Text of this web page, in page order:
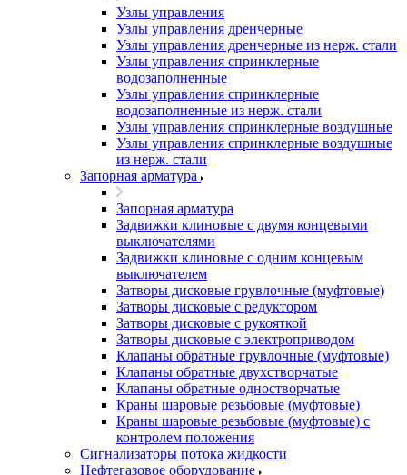
Узлы управления
Узлы управления дренчерные
Узлы управления дренчерные из нерж. стали
Узлы управления спринклерные
водозаполненные
Узлы управления спринклерные
водозаполненные из нерж. стали
Узлы управления спринклерные воздушные
Узлы управления спринклерные воздушные
из нерж. стали
Запорная арматура
Запорная арматура
Задвижки клиновые с двумя концевыми
выключателями
Задвижки клиновые с одним концевым
выключателем
Затворы дисковые грувлочные (муфтовые)
Затворы дисковые с редуктором
Затворы дисковые с рукояткой
Затворы дисковые с электроприводом
Клапаны обратные грувлочные (муфтовые)
Клапаны обратные двухстворчатые
Клапаны обратные одностворчатые
Краны шаровые резьбовые (муфтовые)
Краны шаровые резьбовые (муфтовые) с
контролем положения
Сигнализаторы потока жидкости
Нефтегазовое оборудование